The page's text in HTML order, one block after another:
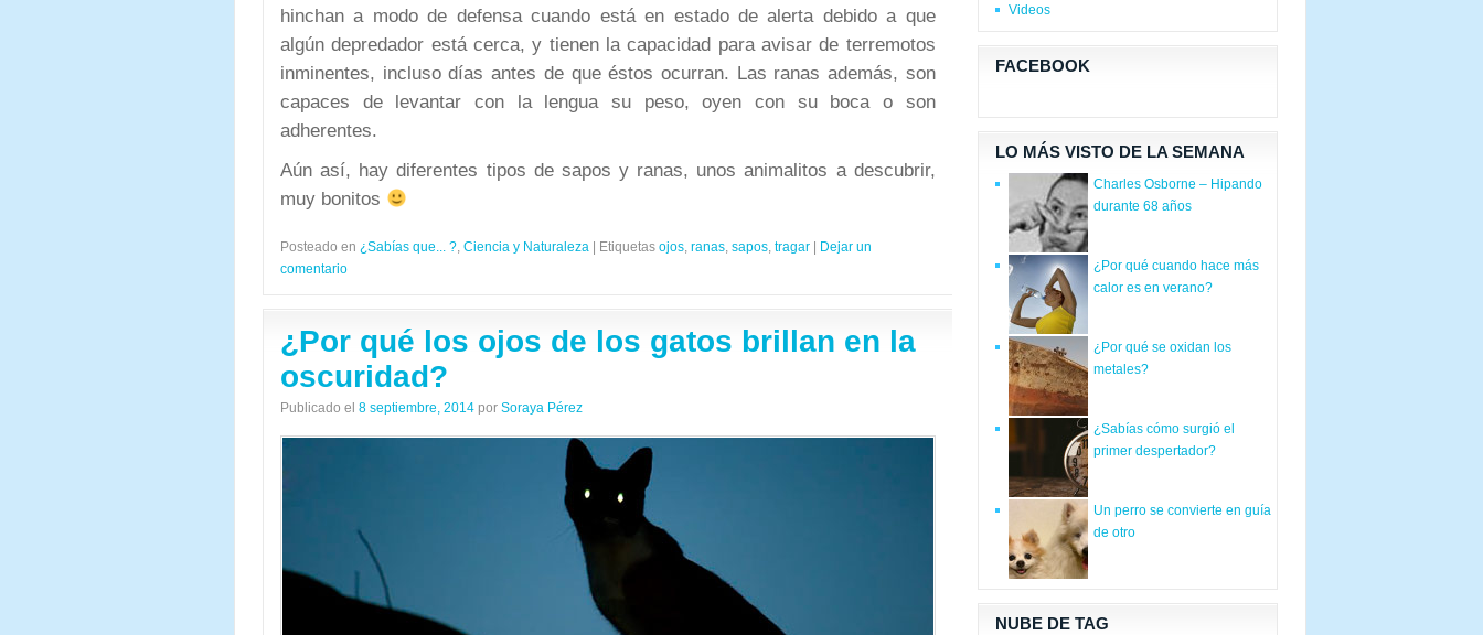
hinchan a modo de defensa cuando está en estado de alerta debido a que
algún depredador está cerca, y tienen la capacidad para avisar de terremotos
inminentes, incluso días antes de que éstos ocurran. Las ranas además, son
capaces de levantar con la lengua su peso, oyen con su boca o son
adherentes.
Aún así, hay diferentes tipos de sapos y ranas, unos animalitos a descubrir,
muy bonitos
Posteado en ¿Sabías que... ?, Ciencia y Naturaleza Etiquetas ojos, ranas, sapos, tragar
Dejar un
comentario
¿Por qué los ojos de los gatos brillan en la
oscuridad?
Publicado el 8 septiembre, 2014 por Soraya Pérez
Videos
FACEBOOK
LO MÁS VISTO DE LA SEMANA
Charles Osborne – Hipando
durante 68 años
¿Por qué cuando hace más
calor es en verano?
¿Por qué se oxidan los
metales?
¿Sabías cómo surgió el
primer despertador?
Un perro se convierte en guía
de otro
NUBE DE TAG